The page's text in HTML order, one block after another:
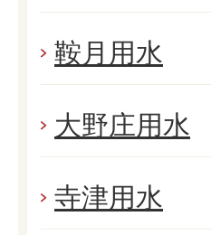
鞍月用水
大野庄用水
寺津用水